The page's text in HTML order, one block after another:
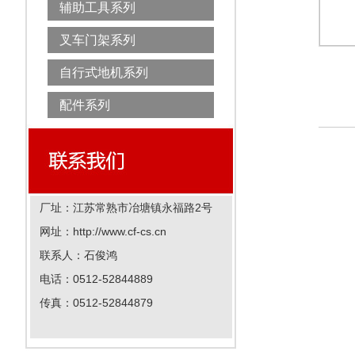
辅助工具系列
叉车门架系列
自行式地机系列
配件系列
厂址：江苏常熟市冶塘镇永福路2号
网址：http://www.cf-cs.cn
联系人：石俊鸿
电话：0512-52844889
传真：0512-52844879